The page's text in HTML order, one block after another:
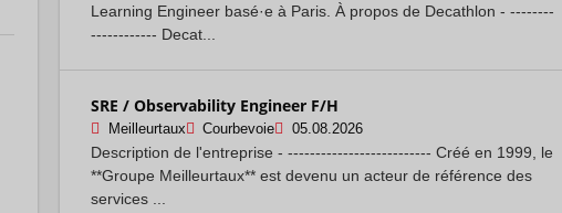
Learning Engineer basé·e à Paris. À propos de Decathlon - --------
------------ Decat...
SRE / Observability Engineer F/H
Meilleurtaux Courbevoie 05.08.2026
Description de l'entreprise - -------------------------- Créé en 1999, le
**Groupe Meilleurtaux** est devenu un acteur de référence des
services ...